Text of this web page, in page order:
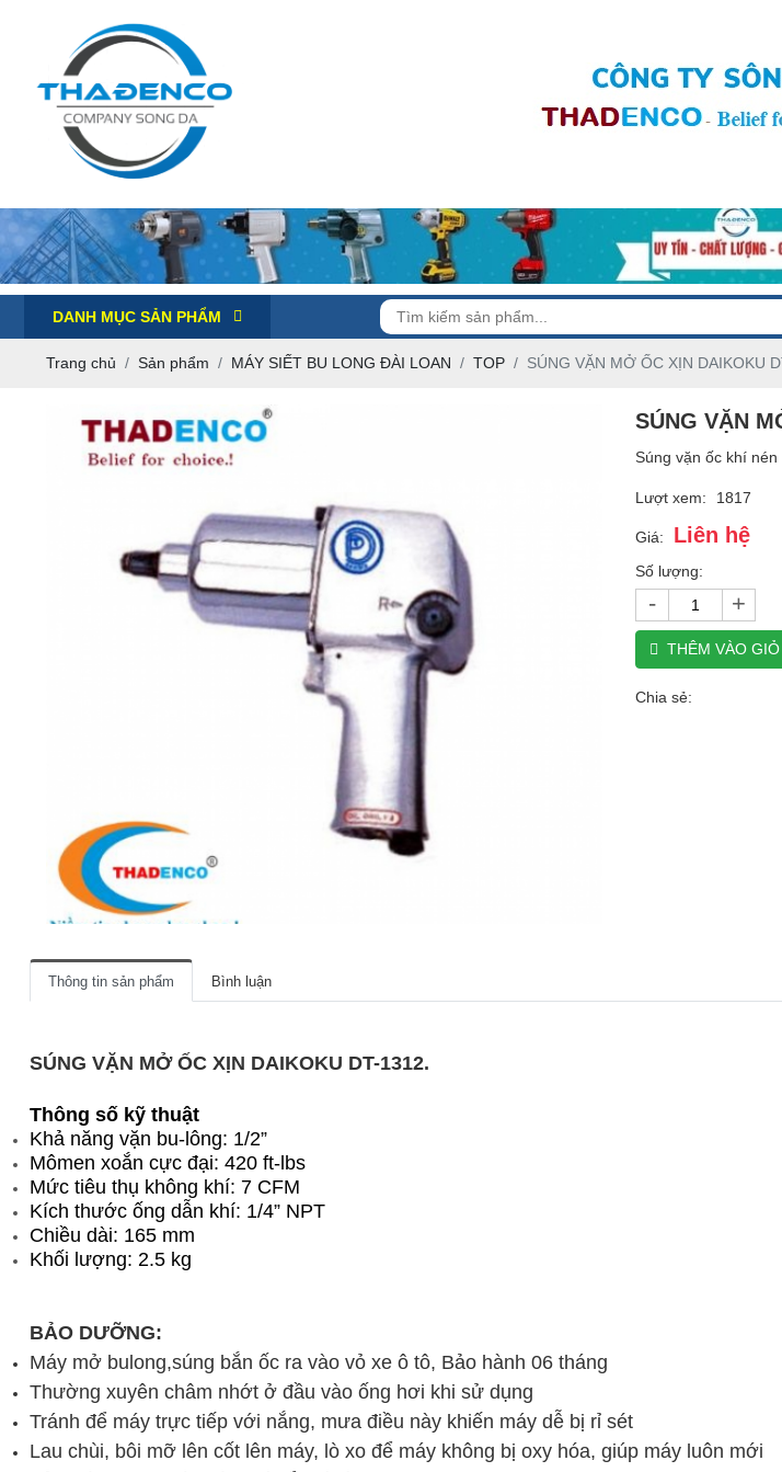
DANH MỤC SẢN PHẨM
Trang chủ Sản phẩm MÁY SIẾT BU LONG ĐÀI LOAN TOP SÚNG VẶN MỞ ỐC XỊN DAIKOKU
SÚNG VẶN
Súng vặn ốc khí
Lượt xem: 1817
Giá: Liên hệ
Số lượng:
- +
THÊM VÀO
Chia sẻ:
Thông tin sản phẩm Bình luận
SÚNG VẶN MỞ ỐC XỊN DAIKOKU DT-1312.
Thông số kỹ thuật
Khả năng vặn bu-lông: 1/2”
Mômen xoắn cực đại: 420 ft-lbs
Mức tiêu thụ không khí: 7 CFM
Kích thước ống dẫn khí: 1/4” NPT
Chiều dài: 165 mm
Khối lượng: 2.5 kg
BẢO DƯỠNG:
Máy mở bulong,súng bắn ốc ra vào vỏ xe ô tô, Bảo hành 06 tháng
Thường xuyên châm nhớt ở đầu vào ống hơi khi sử dụng
Tránh để máy trực tiếp với nắng, mưa điều này khiến máy dễ bị rỉ sét
Lau chùi, bôi mỡ lên cốt lên máy, lò xo để máy không bị oxy hóa, giúp máy luôn mới